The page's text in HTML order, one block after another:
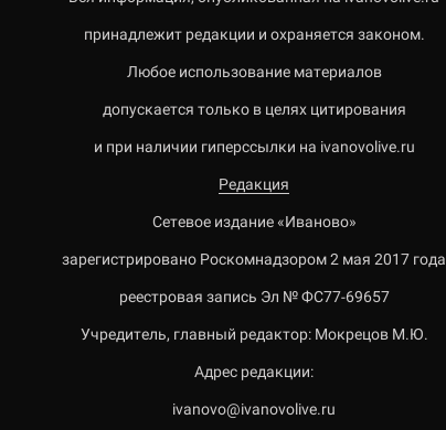
принадлежит редакции и охраняется законом.
Любое использование материалов
допускается только в целях цитирования
и при наличии гиперссылки на ivanovolive.ru
Редакция
Сетевое издание «Иваново»
зарегистрировано Роскомнадзором 2 мая 2017 года
реестровая запись Эл № ФС77-69657
Учредитель, главный редактор: Мокрецов М.Ю.
Адрес редакции:
ivanovo@ivanovolive.ru